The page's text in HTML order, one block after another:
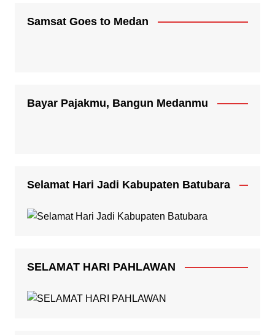
Samsat Goes to Medan
Bayar Pajakmu, Bangun Medanmu
Selamat Hari Jadi Kabupaten Batubara
SELAMAT HARI PAHLAWAN